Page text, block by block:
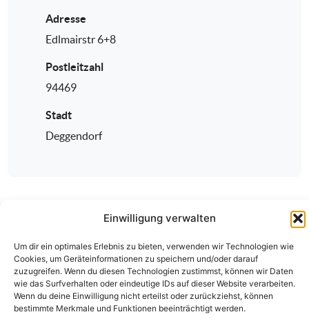
Einwilligung verwalten
Um dir ein optimales Erlebnis zu bieten, verwenden wir Technologien wie
Cookies, um Geräteinformationen zu speichern und/oder darauf
zuzugreifen. Wenn du diesen Technologien zustimmst, können wir Daten
wie das Surfverhalten oder eindeutige IDs auf dieser Website verarbeiten.
Wenn du deine Einwilligung nicht erteilst oder zurückziehst, können
bestimmte Merkmale und Funktionen beeinträchtigt werden.
Adresse
Edlmairstr 6+8
Postleitzahl
94469
Stadt
Deggendorf
Über den ÄKV Vorstandschaft
Anmeldung
Fortbildungen
Kontakt Datenschutz Impressum